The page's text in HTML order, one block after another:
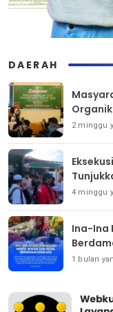
DAERAH
2 minggu
4 minggu
Ina-Ina
1 bulan